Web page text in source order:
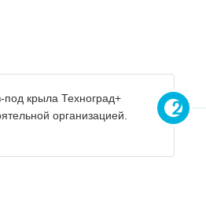
крыла Техноград+
организацией.